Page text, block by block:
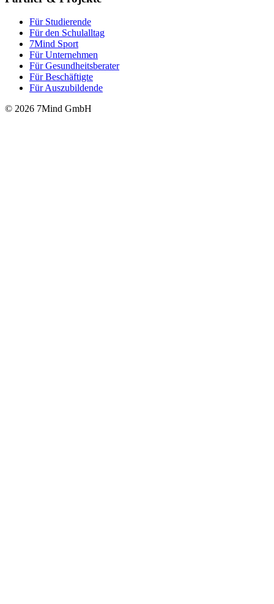
Für Stu­die­rende
Für den Schulalltag
7Mind Sport
Für Unter­neh­men
Für Gesund­heits­be­ra­ter
Für Beschäftigte
Für Auszubildende
© 2026 7Mind GmbH